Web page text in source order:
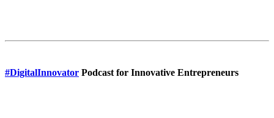
#DigitalInnovator Podcast for Innovative Entrepreneurs